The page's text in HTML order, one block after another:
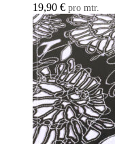
19,90 € pro mtr.